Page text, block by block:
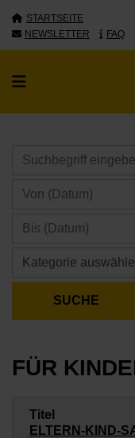
STARTSEITE
NEWSLETTER
FAQ
FÜR
ELTERN-KIND-